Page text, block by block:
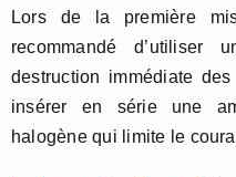
Lors de la première
recommandé
destruction immédiate
insérer en série une
halogène qui limite le